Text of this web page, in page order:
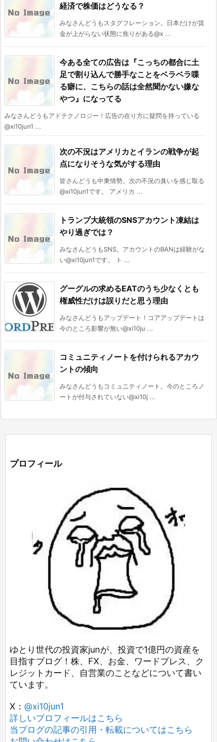
経済で株価はどうなる？
みなさんどうもスタグフレーション。日本だけが賃
金が上がらない状態に焦りがある@x ...
今ある全ての広告は『こっちの都合に土
足で割り込んで勝手なことをベラベラ喋
る癖に、こちらの話は全然聞かない嫌な
やつ』になってる
みなさんどうもアドテクノロジー！広告の在り方に疑問を持っている
@xi10jun1 ...
次の不況はアメリカとイランの戦争が起
点になりそうな気がする理由
皆さんどうも中東情勢。次の不況の臭いを感じ取る
@xi10jun1です。 アメリカ ...
トランプ大統領のSNSアカウント凍結は
やり過ぎでは？
みなさんどうもSNS。アカウントのBANは経験がな
い@xi10jun1です。 ト ...
グーグルの求めるEATのうち少なくとも
権威性だけは誤りだと思う理由
みなさんどうもアップデート！コアアップデートは
今のところ影響が無い@xi10ju ...
コミュニティノートを付けられるアカウ
ントの傾向
みなさんどうもコミュニティノート。今のところノ
ートが付与されていない@xi10j ...
プロフィール
ゆとり世代の投資家junが、投資で1億円の資産を
目指すブログ！株、FX、お金、ワードプレス、ク
レジットカード、自営業のことなどについて書い
ています。
X： @xi10jun1
詳しいプロフィールはこちら
当ブログの記事の引用・転載についてはこちら